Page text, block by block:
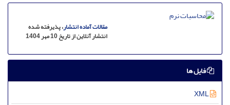
مقالات آماده انتشار، پذیرفته شده
انتشار آنلاین از تاریخ 10 مهر 1404
فایل ها